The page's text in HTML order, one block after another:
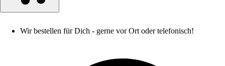
Wir bestellen für Dich - gerne vor Ort oder telefonisch!